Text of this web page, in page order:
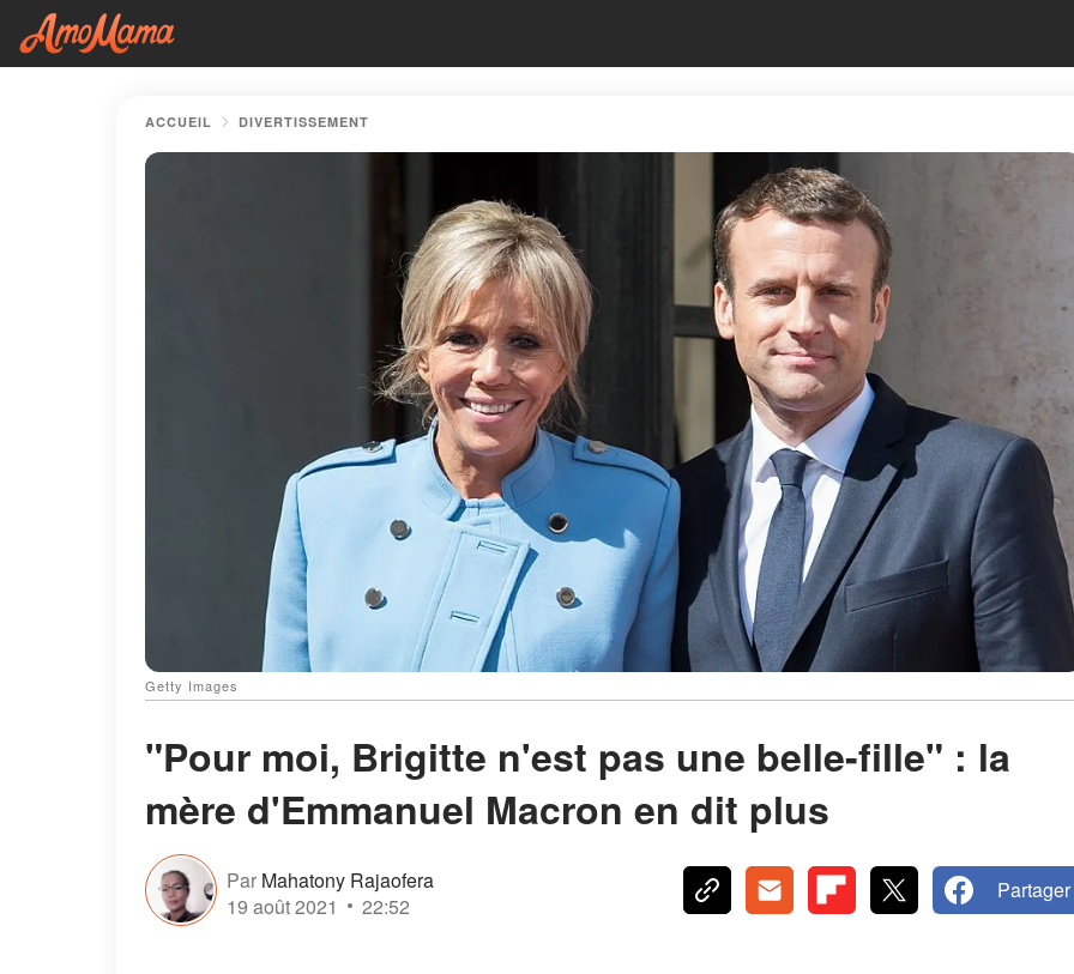
ACCUEIL DIVERTISSEMENT
Getty Images
"Pour moi, Brigitte n'est pas une belle-fille" : la
mère d'Emmanuel Macron en dit plus
Par Mahatony Rajaofera
19 août 2021
22:52
Partager